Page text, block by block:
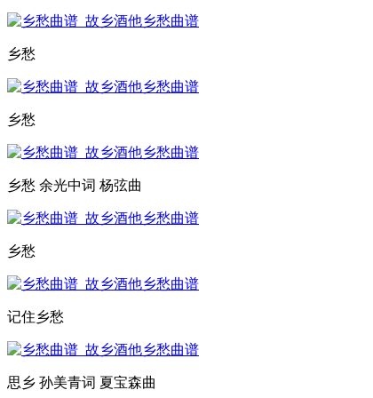
乡愁
乡愁
乡愁 余光中词 杨弦曲
乡愁
记住乡愁
思乡 孙美青词 夏宝森曲